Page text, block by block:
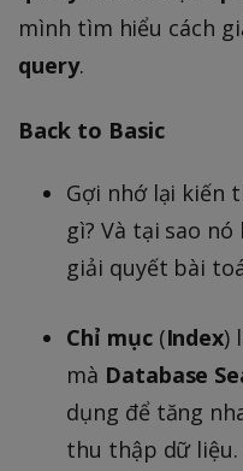
mình tìm hiểu cách
query.
Back to Basic
Gợi nhớ lại kiến
gì? Và tại sao
giải quyết bài
Chỉ mục(Index)
mà Database
dụng để tăng
thu thập dữ